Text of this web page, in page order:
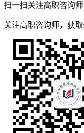
扫一扫关注高职咨询师
关注高职咨询师，获